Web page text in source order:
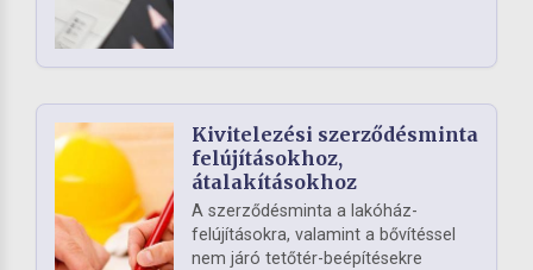
Kivitelezési szerződésminta
felújításokhoz,
átalakításokhoz
A szerződésminta a lakóház-
felújításokra, valamint a bővítéssel
nem járó tetőtér-beépítésekre